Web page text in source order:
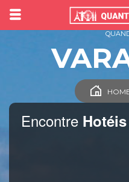
Encontre